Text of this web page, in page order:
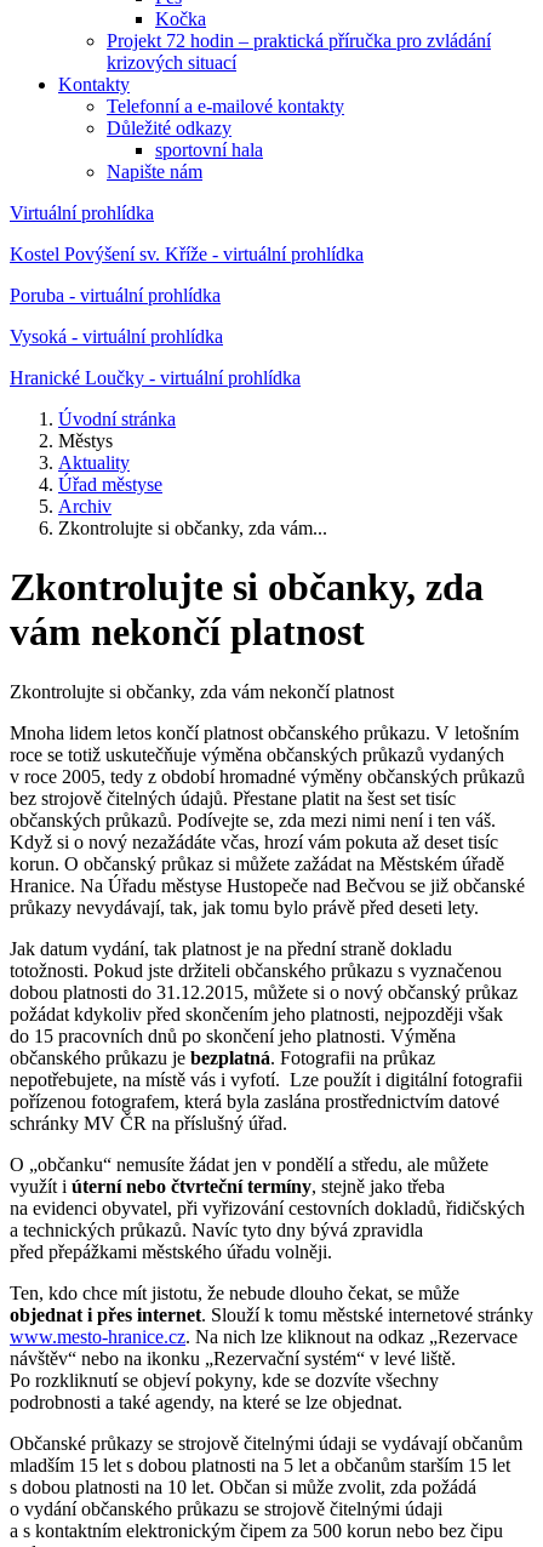
Kočka
Projekt 72 hodin – praktická příručka pro zvládání
krizových situací
Kontakty
Telefonní a e-mailové kontakty
Důležité odkazy
sportovní hala
Napište nám
Virtuální prohlídka
Kostel Povýšení sv. Kříže - virtuální prohlídka
Poruba - virtuální prohlídka
Vysoká - virtuální prohlídka
Hranické Loučky - virtuální prohlídka
Úvodní stránka
Městys
Aktuality
Úřad městyse
Archiv
Zkontrolujte si občanky, zda vám...
Zkontrolujte si občanky, zda
vám nekončí platnost
Zkontrolujte si občanky, zda vám nekončí platnost
Mnoha lidem letos končí platnost občanského průkazu. V letošním
roce se totiž uskutečňuje výměna občanských průkazů vydaných
v roce 2005, tedy z období hromadné výměny občanských průkazů
bez strojově čitelných údajů. Přestane platit na šest set tisíc
občanských průkazů. Podívejte se, zda mezi nimi není i ten váš.
Když si o nový nezažádáte včas, hrozí vám pokuta až deset tisíc
korun. O občanský průkaz si můžete zažádat na Městském úřadě
Hranice. Na Úřadu městyse Hustopeče nad Bečvou se již občanské
průkazy nevydávají, tak, jak tomu bylo právě před deseti lety.
Jak datum vydání, tak platnost je na přední straně dokladu
totožnosti. Pokud jste držiteli občanského průkazu s vyznačenou
dobou platnosti do 31.12.2015, můžete si o nový občanský průkaz
požádat kdykoliv před skončením jeho platnosti, nejpozději však
do 15 pracovních dnů po skončení jeho platnosti. Výměna
občanského průkazu je bezplatná. Fotografii na průkaz
nepotřebujete, na místě vás i vyfotí. Lze použít i digitální fotografii
pořízenou fotografem, která byla zaslána prostřednictvím datové
schránky MV ČR na příslušný úřad.
O „občanku“ nemusíte žádat jen v pondělí a středu, ale můžete
využít i úterní nebo čtvrteční termíny, stejně jako třeba
na evidenci obyvatel, při vyřizování cestovních dokladů, řidičských
a technických průkazů. Navíc tyto dny bývá zpravidla
před přepážkami městského úřadu volněji.
Ten, kdo chce mít jistotu, že nebude dlouho čekat, se může
objednat i přes internet. Slouží k tomu městské internetové stránky
www.mesto-hranice.cz. Na nich lze kliknout na odkaz „Rezervace
návštěv“ nebo na ikonku „Rezervační systém“ v levé liště.
Po rozkliknutí se objeví pokyny, kde se dozvíte všechny
podrobnosti a také agendy, na které se lze objednat.
Občanské průkazy se strojově čitelnými údaji se vydávají občanům
mladším 15 let s dobou platnosti na 5 let a občanům starším 15 let
s dobou platnosti na 10 let. Občan si může zvolit, zda požádá
o vydání občanského průkazu se strojově čitelnými údaji
a s kontaktním elektronickým čipem za 500 korun nebo bez čipu